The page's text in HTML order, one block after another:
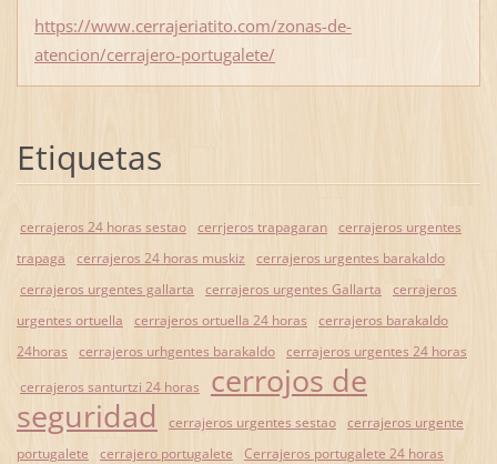
https://www.cerrajeriatito.com/zonas-de-
atencion/cerrajero-portugalete/
Etiquetas
cerrajeros 24 horas sestao cerrjeros trapagaran cerrajeros urgentes
trapaga
cerrajeros 24 horas muskiz
cerrajeros urgentes barakaldo
cerrajeros urgentes gallarta
cerrajeros urgentes Gallarta
cerrajeros
urgentes ortuella
cerrajeros ortuella 24 horas
cerrajeros barakaldo
24horas
cerrajeros urhgentes barakaldo cerrajeros urgentes 24 horas
cerrajeros santurtzi 24 horas
cerrojos de
seguridad
cerrajeros urgentes sestao cerrajeros urgente
portugalete
cerrajero portugalete
Cerrajeros portugalete 24 horas